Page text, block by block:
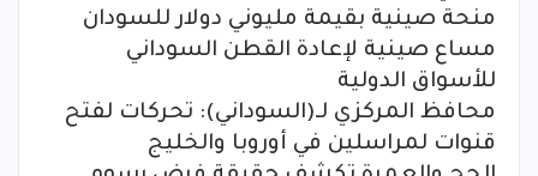
منحة صينية بقيمة مليوني دولار للسودان
مساع صينية لإعادة القطن السوداني
للأسواق الدولية
محافظ المركزي لـ(السوداني): تحركات لفتح
قنوات لمراسلين في أوروبا والخليج